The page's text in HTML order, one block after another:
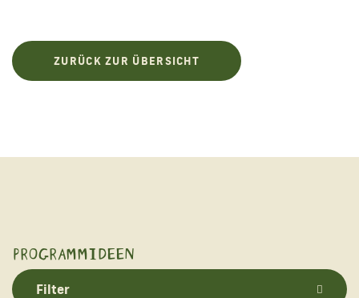
ZURÜCK ZUR ÜBERSICHT
PROGRAMMIDEEN
Filter